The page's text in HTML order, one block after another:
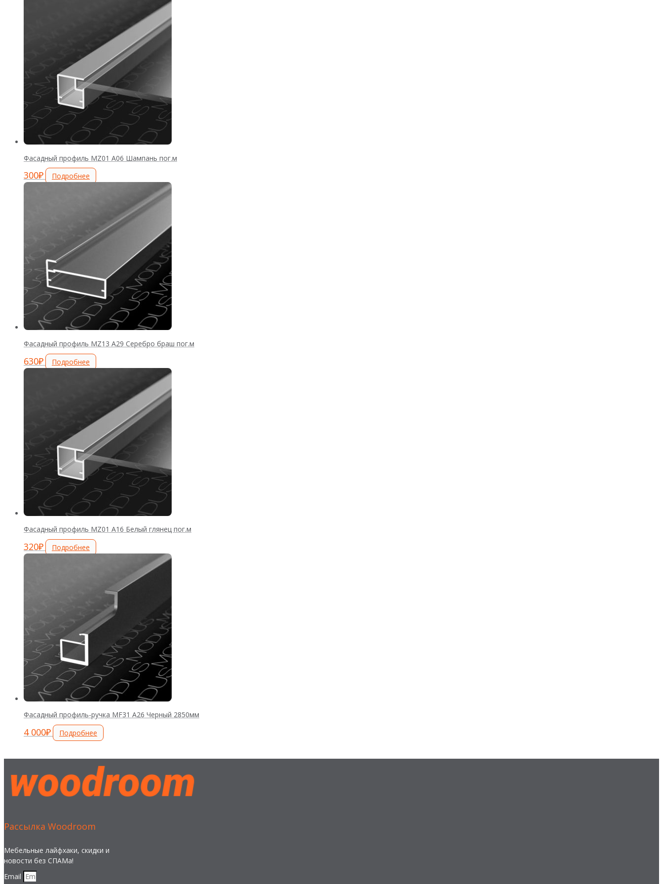
Фасадный профиль MZ01 А06 Шампань пог.м
300₽ Подробнее
Фасадный профиль MZ13 А29 Серебро браш пог.м
630₽ Подробнее
Фасадный профиль MZ01 А16 Белый глянец пог.м
320₽ Подробнее
Фасадный профиль-ручка MF31 А26 Черный 2850мм
4 000₽ Подробнее
Рассылка Woodroom
Мебельные лайфхаки, скидки и
новости без СПАМа!
Email